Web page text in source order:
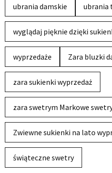
ubrania damskie ubrania
wyglądaj pięknie dzięki
wyprzedaże Zara bluzki
zara sukienki wyprzedaż
zara swetrym Markowe
Zwiewne sukienki na lato
świąteczne swetry